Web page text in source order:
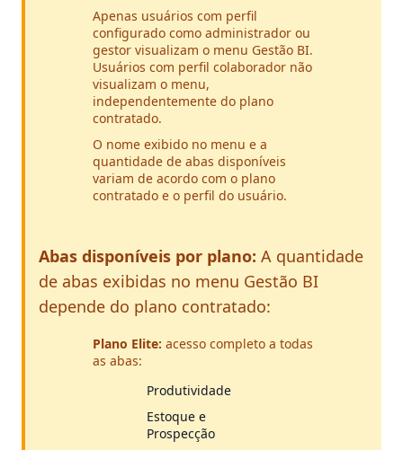
Apenas usuários com perfil
configurado como administrador ou
gestor visualizam o menu Gestão BI.
Usuários com perfil colaborador não
visualizam o menu,
independentemente do plano
contratado.
O nome exibido no menu e a
quantidade de abas disponíveis
variam de acordo com o plano
contratado e o perfil do usuário.
Abas disponíveis por plano: A quantidade
de abas exibidas no menu Gestão BI
depende do plano contratado:
Plano Elite: acesso completo a todas
as abas:
Produtividade
Estoque e
Prospecção